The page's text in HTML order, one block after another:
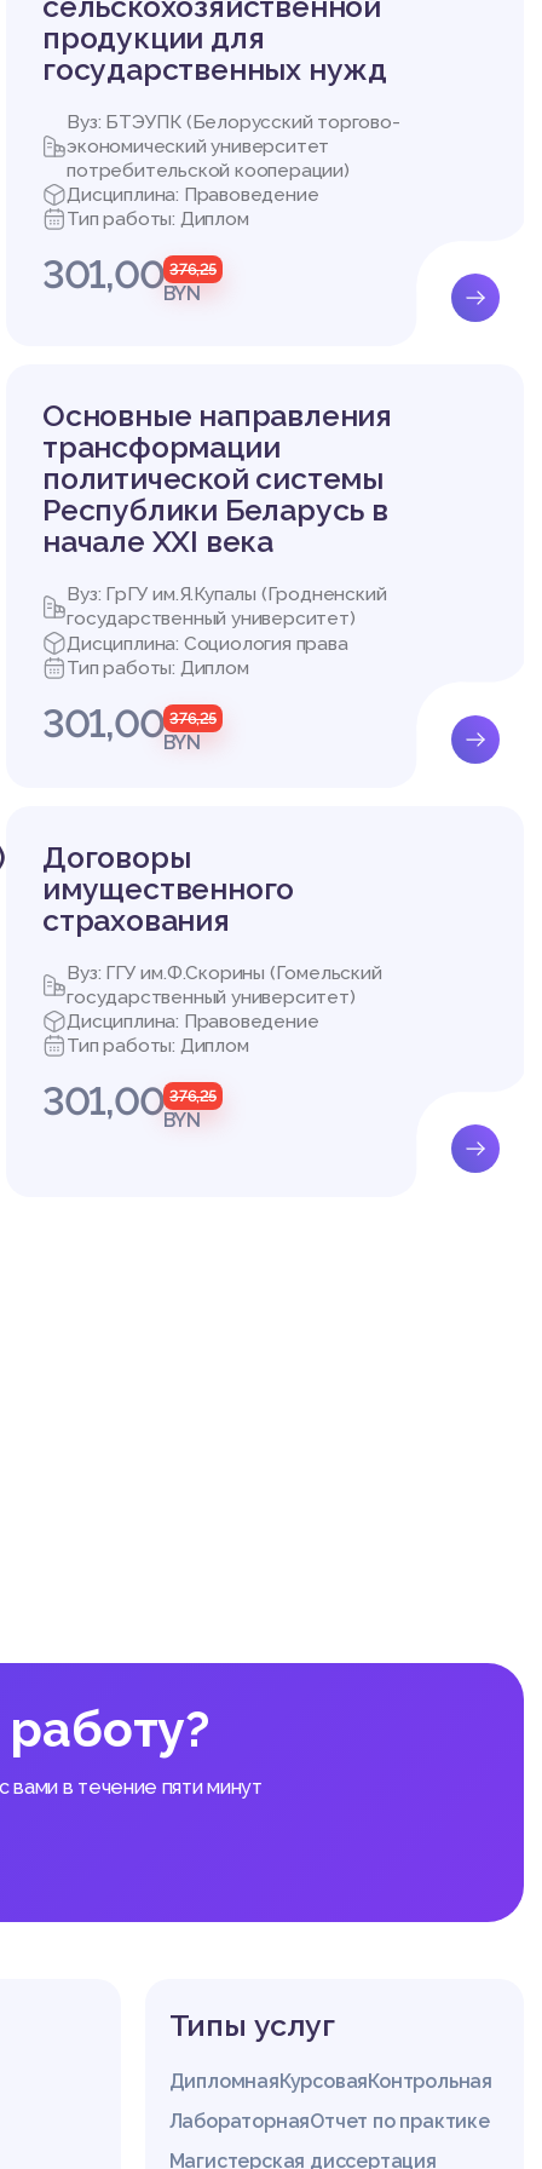
в Ре
в
что д
по
Бе
рег
стра
до 2
исп
подд
отсу
Р
р
ис
м
по
в
ими
и тр
одн
таким
сове
или в
птиц
особо
продукции для
государственных нужд
Вуз: БТЭУПК (Белорусский торгово-
экономический университет
потребительской кооперации)
Дисциплина: Правоведение
Тип работы: Диплом
301,00 376,25
BYN
Основные направления
трансформации
политической системы
Республики Беларусь в
начале XXI века
Вуз: ГрГУ им.Я.Купалы (Гродненский
государственный университет)
Дисциплина: Социология права
Тип работы: Диплом
301,00 376,25
BYN
Договоры
имущественного
страхования
Вуз: ГГУ им.Ф.Скорины (Гомельский
государственный университет)
Дисциплина: Правоведение
Тип работы: Диплом
301,00 376,25
BYN
в течение пяти минут
Типы услуг
ДипломнаяКурсоваяКонтрольная
ЛабораторнаяОтчет по практике
Магистерская диссертация